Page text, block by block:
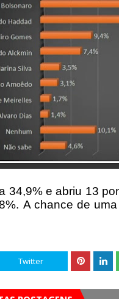
34,9% e abriu 13
A chance de
Twitter